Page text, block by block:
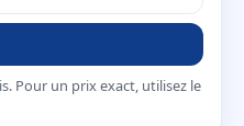
Pour un prix exact, utilisez le